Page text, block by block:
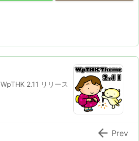
WpTHK 2.11 リリース
 Prev